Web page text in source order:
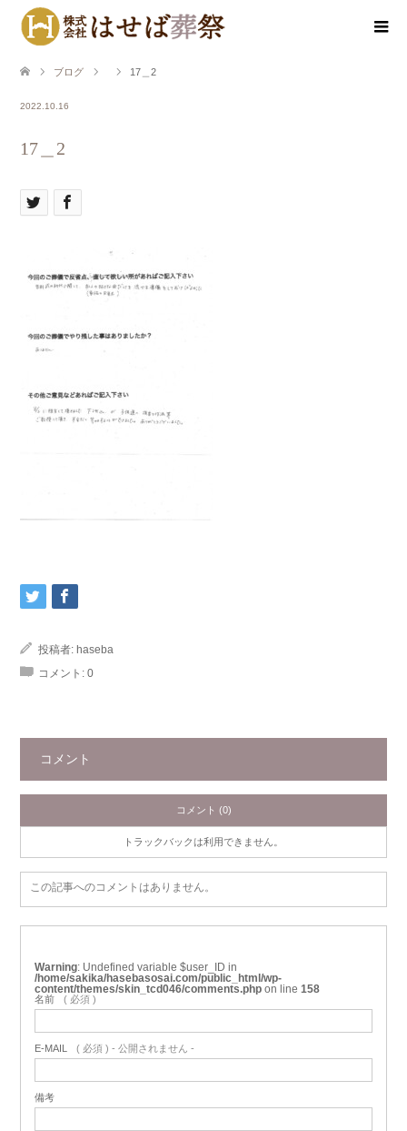
ブログ 17＿2
2022.10.16
17＿2
投稿者: haseba
コメント: 0
コメント
コメント (0)
トラックバックは利用できません。
この記事へのコメントはありません。
Warning : Undefined variable $user_ID in
/home/sakika/hasebasosai.com/public_html/wp-
content/themes/skin_tcd046/comments.php on line 158
名前 ( 必須 )
E-MAIL ( 必須 ) - 公開されません -
備考